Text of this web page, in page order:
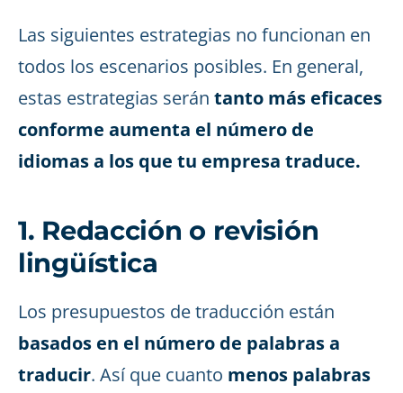
Las siguientes estrategias no funcionan en
todos los escenarios posibles. En general,
estas estrategias serán tanto más eficaces
conforme aumenta el número de
idiomas a los que tu empresa traduce.
1. Redacción o revisión
lingüística
Los presupuestos de traducción están
basados en el número de palabras a
traducir. Así que cuanto menos palabras